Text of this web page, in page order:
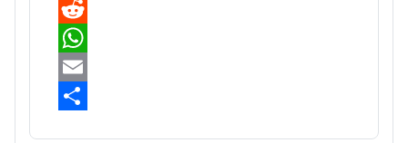
a
c
e
b
P
n
R
e
d
W
hE